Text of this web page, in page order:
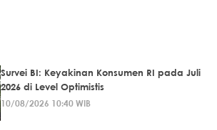
Survei BI: Keyakinan Konsumen RI pada Juli
2026 di Level Optimistis
10/08/2026 10:40 WIB